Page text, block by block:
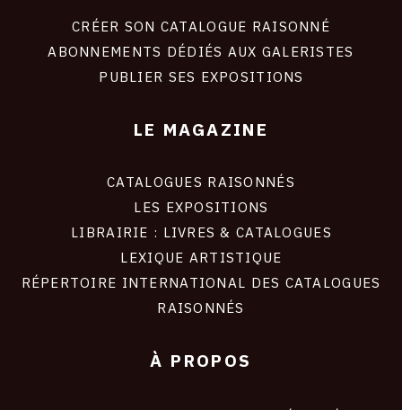
CRÉER SON CATALOGUE RAISONNÉ
ABONNEMENTS DÉDIÉS AUX GALERISTES
PUBLIER SES EXPOSITIONS
LE MAGAZINE
CATALOGUES RAISONNÉS
LES EXPOSITIONS
LIBRAIRIE : LIVRES & CATALOGUES
LEXIQUE ARTISTIQUE
RÉPERTOIRE INTERNATIONAL DES CATALOGUES
RAISONNÉS
À PROPOS